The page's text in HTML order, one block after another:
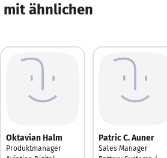
mit ähnlichen
Oktavian Halm
Produktmanager
Patric C. Auner
Sales Manager